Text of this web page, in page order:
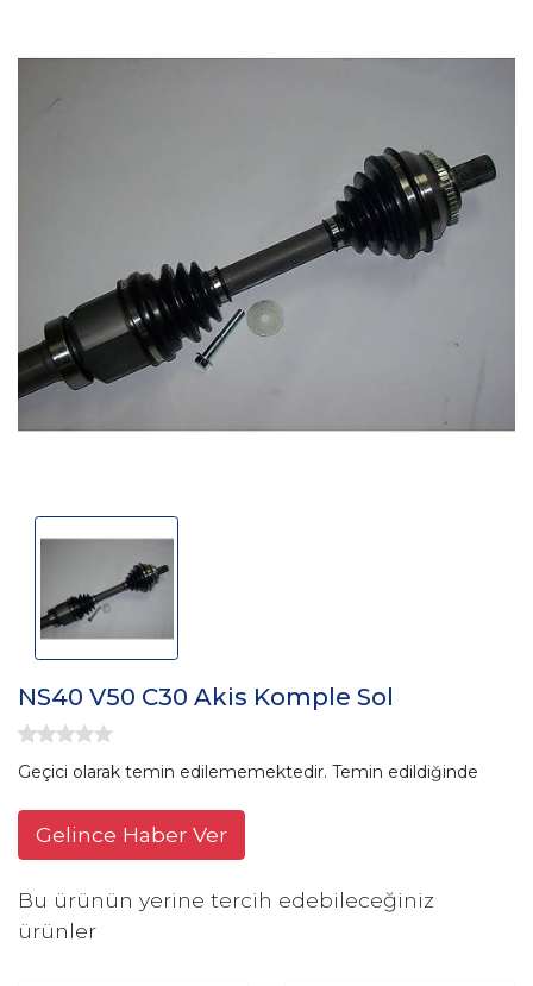
NS40 V50 C30 Akis Komple Sol
Geçici olarak temin edilememektedir. Temin edildiğinde
Gelince Haber Ver
Bu ürünün yerine tercih edebileceğiniz
ürünler